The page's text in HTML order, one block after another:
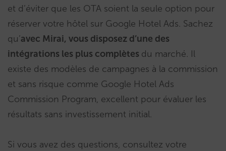
et d’éviter que les OTA soient la seule option pour
réserver votre hôtel sur Google Hotel Ads. Sachez
qu’avec Mirai, vous disposez d’une des
intégrations les plus complètes du marché. Il
existe des modèles de campagnes à la commission
et sans risque comme Google Hotel Ads
Commission Program, excellent pour évaluer les
résultats sans investissement initial.
Si vous avez des questions, consultez votre